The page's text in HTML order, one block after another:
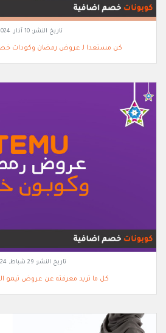
تاريخ النشر:10 آذار, 2024
كن مستعدا لـ عروض رمضان وكودات خصم 2026 على
تاريخ النشر:29 شباط, 2024
كل ما تريد معرفته عن عروض تيمو